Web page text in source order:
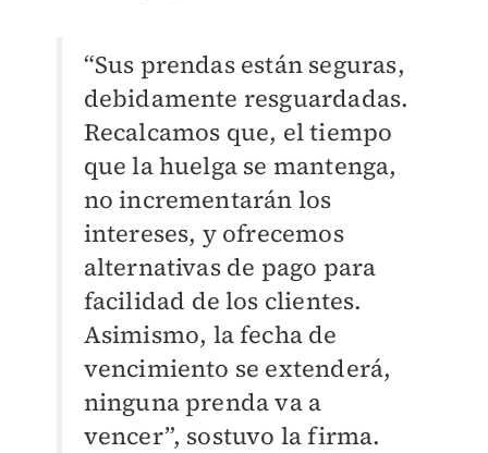
“Sus prendas están seguras,
debidamente resguardadas.
Recalcamos que, el tiempo
que la huelga se mantenga,
no incrementarán los
intereses, y ofrecemos
alternativas de pago para
facilidad de los clientes.
Asimismo, la fecha de
vencimiento se extenderá,
ninguna prenda va a
vencer”, sostuvo la firma.